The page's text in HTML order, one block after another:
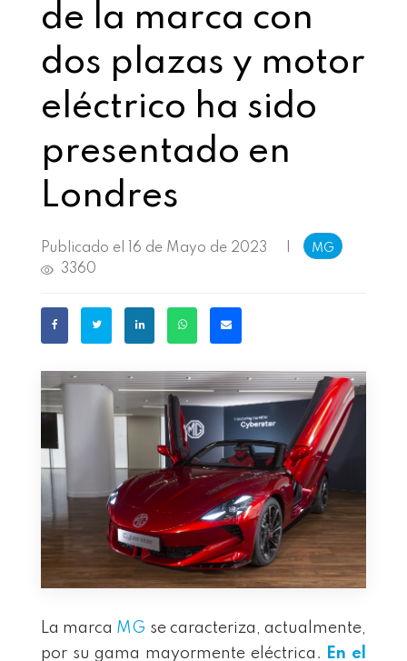
de la marca con
dos plazas y motor
eléctrico ha sido
presentado en
Londres
Publicado el 16 de Mayo de 2023 | MG
3360
La marca MG se caracteriza, actualmente,
por su gama mayormente eléctrica. En el